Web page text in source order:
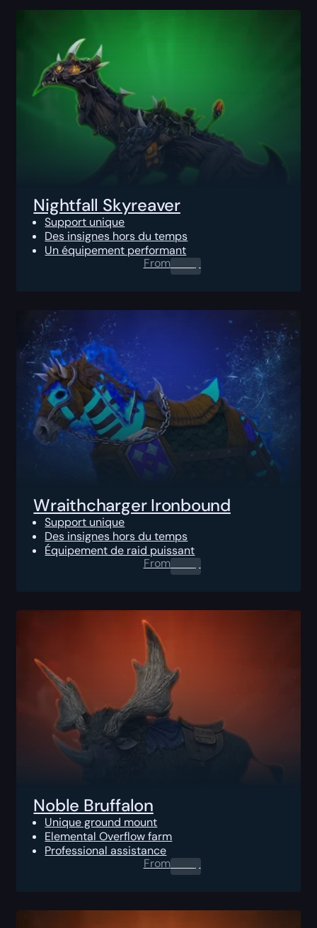
Nightfall Skyreaver
Support unique
Des insignes hors du temps
Un équipement performant
From0.00 $
Wraithcharger Ironbound
Support unique
Des insignes hors du temps
Équipement de raid puissant
From0.00 $
Noble Bruffalon
Unique ground mount
Elemental Overflow farm
Professional assistance
From0.00 $